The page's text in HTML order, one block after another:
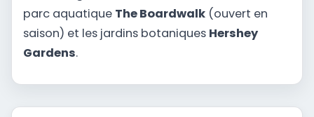
parc aquatique The Boardwalk (ouvert en
saison) et les jardins botaniques Hershey
Gardens.